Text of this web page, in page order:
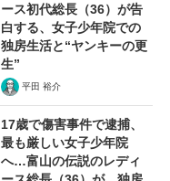
ース初代総長（36）が告
白する、女子少年院での
独房生活と“ヤンキーの更
生”
平田 裕介
17歳で傷害事件で逮捕、
最も厳しい女子少年院
へ…富山の伝説のレディ